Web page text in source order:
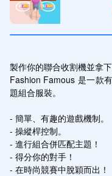
製作你的聯合收割機並拿下
Fashion Famous 是一款
題組合服裝。
- 簡單、有趣的遊戲機制。
- 操縱桿控制。
- 進行組合併匹配主題！
- 得分你的對手！
- 在時尚競賽中脫穎而出！